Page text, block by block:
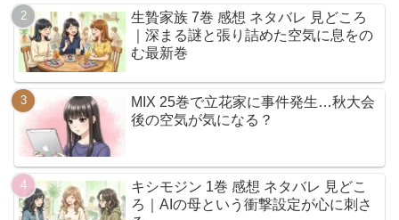
生贄家族 7巻 感想 ネタバレ 見どころ
｜深まる謎と張り詰めた空気に息をの
む最新巻
MIX 25巻で立花家に事件発生…秋大会
後の空気が気になる？
キシモジン 1巻 感想 ネタバレ 見どこ
ろ｜AIの母という衝撃設定が心に刺さ